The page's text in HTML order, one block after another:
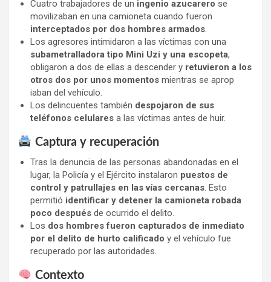
Cuatro trabajadores de un ingenio azucarero se
movilizaban en una camioneta cuando fueron
interceptados por dos hombres armados.
Los agresores intimidaron a las víctimas con una
subametralladora tipo Mini Uzi y una escopeta,
obligaron a dos de ellas a descender y retuvieron a los
otros dos por unos momentos mientras se aprop
iaban del vehículo.
Los delincuentes también despojaron de sus
teléfonos celulares a las víctimas antes de huir.
Captura y recuperación
Tras la denuncia de las personas abandonadas en el
lugar, la Policía y el Ejército instalaron puestos de
control y patrullajes en las vías cercanas. Esto
permitió identificar y detener la camioneta robada
poco después de ocurrido el delito.
Los dos hombres fueron capturados de inmediato
por el delito de hurto calificado y el vehículo fue
recuperado por las autoridades.
Contexto